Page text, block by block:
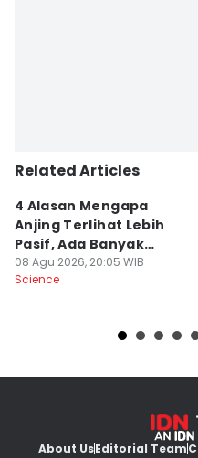
Related Articles
4 Alasan Mengapa
Anjing Terlihat Lebih
Pasif, Ada Banyak
Faktor!
08 Agu 2026, 20:05 WIB
Science
About UsEditorial Team